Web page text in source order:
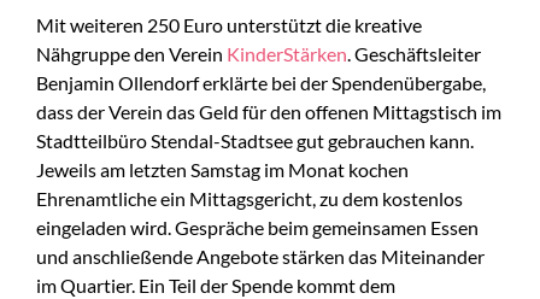
Mit weiteren 250 Euro unterstützt die kreative
Nähgruppe den Verein KinderStärken. Geschäftsleiter
Benjamin Ollendorf erklärte bei der Spendenübergabe,
dass der Verein das Geld für den offenen Mittagstisch im
Stadtteilbüro Stendal-Stadtsee gut gebrauchen kann.
Jeweils am letzten Samstag im Monat kochen
Ehrenamtliche ein Mittagsgericht, zu dem kostenlos
eingeladen wird. Gespräche beim gemeinsamen Essen
und anschließende Angebote stärken das Miteinander
im Quartier. Ein Teil der Spende kommt dem